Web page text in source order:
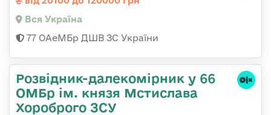
Вся Україна
77 ОАеМБр ДШВ ЗС України
Розвідник-далекомірник у 66
ОМБр ім. князя Мстислава
Хороброго ЗСУ